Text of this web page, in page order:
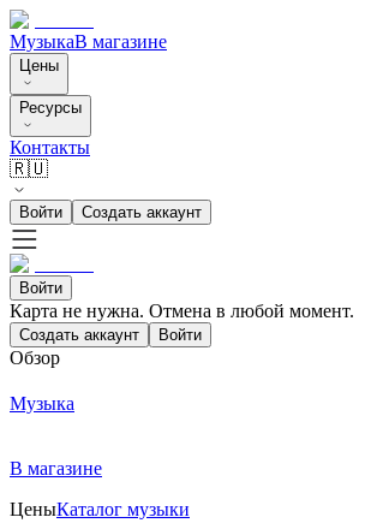
МузыкаВ магазине
Цены
Ресурсы
Контакты
🇷🇺
Войти Создать аккаунт
Войти
Карта не нужна. Отмена в любой момент.
Создать аккаунт Войти
Обзор
Музыка
В магазине
ЦеныКаталог музыки